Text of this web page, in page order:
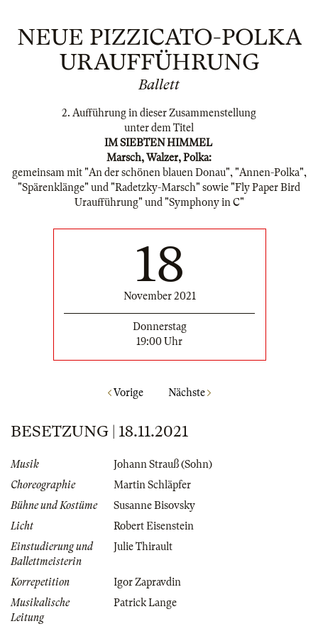
NEUE PIZZICATO-POLKA
URAUFFÜHRUNG
Ballett
2. Aufführung in dieser Zusammenstellung
unter dem Titel
IM SIEBTEN HIMMEL
Marsch, Walzer, Polka:
gemeinsam mit "An der schönen blauen Donau", "Annen-Polka",
"Spärenklänge" und "Radetzky-Marsch" sowie "Fly Paper Bird
Uraufführung" und "Symphony in C"
18
November 2021
Donnerstag
19:00 Uhr
Vorige Nächste
BESETZUNG | 18.11.2021
Musik
Johann Strauß (Sohn)
Choreographie
Martin Schläpfer
Bühne und Kostüme
Susanne Bisovsky
Licht
Robert Eisenstein
Einstudierung und
Ballettmeisterin
Julie Thirault
Korrepetition
Igor Zapravdin
Musikalische
Leitung
Patrick Lange